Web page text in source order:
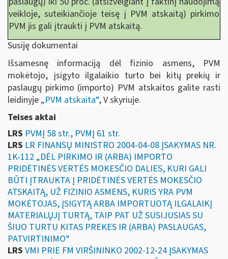
veikloje, suteikiančioje teisę į PVM atskaitą) pirkimo
PVM jis gali įtraukti į PVM atskaitą.
Susiję dokumentai
Išsamesnę informaciją dėl fizinio asmens, PVM
mokėtojo, įsigyto ilgalaikio turto bei kitų prekių ir
paslaugų pirkimo (importo) PVM atskaitos galite rasti
leidinyje „PVM atskaita“, V skyriuje.
Teises aktai
LRS PVMĮ 58 str., PVMĮ 61 str.
LRS LR FINANSŲ MINISTRO 2004-04-08 ĮSAKYMAS NR.
1K-112 „DĖL PIRKIMO IR (ARBA) IMPORTO
PRIDĖTINĖS VERTĖS MOKESČIO DALIES, KURI GALI
BŪTI ĮTRAUKTA Į PRIDĖTINĖS VERTĖS MOKESČIO
ATSKAITĄ, UŽ FIZINIO ASMENS, KURIS YRA PVM
MOKĖTOJAS, ĮSIGYTĄ ARBA IMPORTUOTĄ ILGALAIKĮ
MATERIALŲJĮ TURTĄ, TAIP PAT UŽ SUSIJUSIAS SU
ŠIUO TURTU KITAS PREKES IR (ARBA) PASLAUGAS,
PATVIRTINIMO“
LRS VMI PRIE FM VIRŠININKO 2002-12-24 ĮSAKYMAS